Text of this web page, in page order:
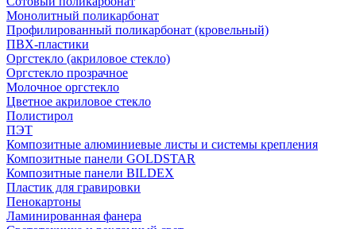
Монолитный поликарбонат
Профилированный поликарбонат (кровельный)
ПВХ-пластики
Оргстекло (акриловое стекло)
Оргстекло прозрачное
Молочное оргстекло
Цветное акриловое стекло
Полистирол
ПЭТ
Композитные алюминиевые листы и системы крепления
Композитные панели GOLDSTAR
Композитные панели BILDEX
Пластик для гравировки
Пенокартоны
Ламинированная фанера